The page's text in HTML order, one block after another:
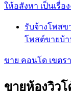
ให้อสังหา เป็นเรื่อ
รับจ้างโพสข
โพสต์ขายบ้า
ขาย คอนโด เขตร
ขายห้องวิวโ